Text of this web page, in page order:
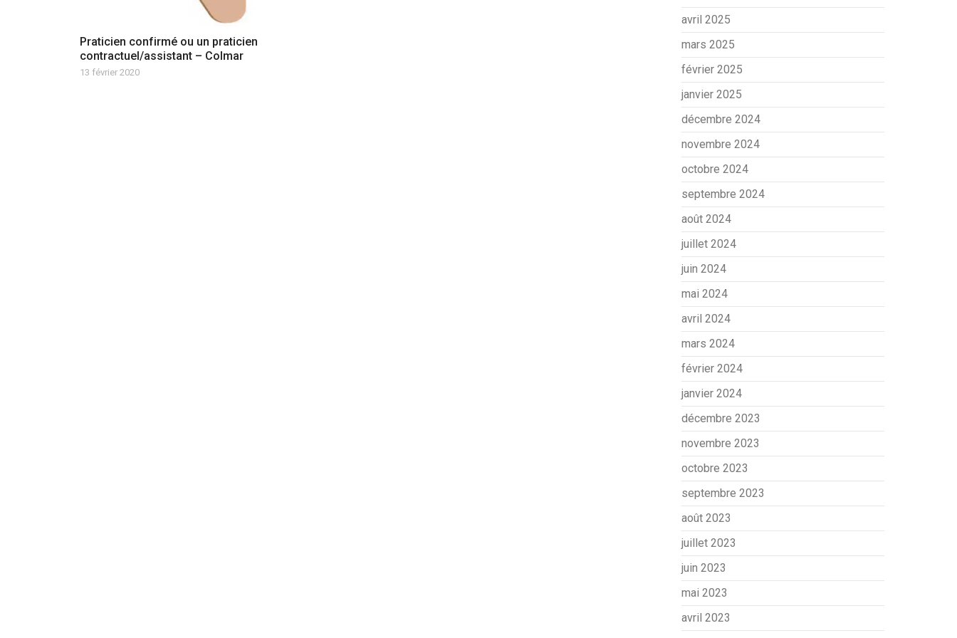
Praticien confirmé ou un praticien
contractuel/assistant – Colmar
13 février 2020
avril 2025
mars 2025
février 2025
janvier 2025
décembre 2024
novembre 2024
octobre 2024
septembre 2024
août 2024
juillet 2024
juin 2024
mai 2024
avril 2024
mars 2024
février 2024
janvier 2024
décembre 2023
novembre 2023
octobre 2023
septembre 2023
août 2023
juillet 2023
juin 2023
mai 2023
avril 2023